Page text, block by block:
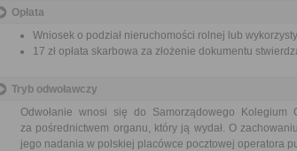
Opłata
Wniosek o podział nieruchomości rolnej lub
17 zł opłata skarbowa za złożenie dokumentu
Tryb odwoławczy
Odwołanie wnosi się do Samorządowego
za pośrednictwem organu, który ją wydał. O
jego nadania w polskiej placówce pocztowej operatora